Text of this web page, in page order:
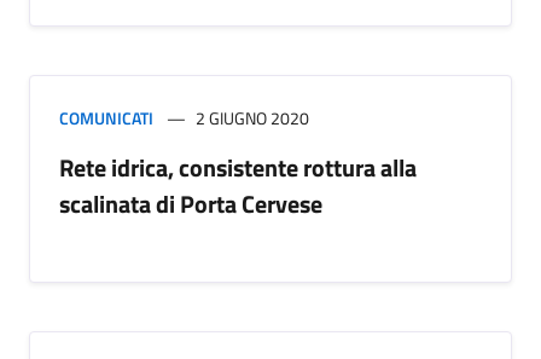
COMUNICATI 2 GIUGNO 2020
Rete idrica, consistente rottura alla
scalinata di Porta Cervese